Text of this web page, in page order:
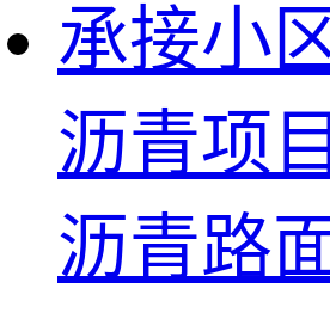
承接小
沥青项
沥青路